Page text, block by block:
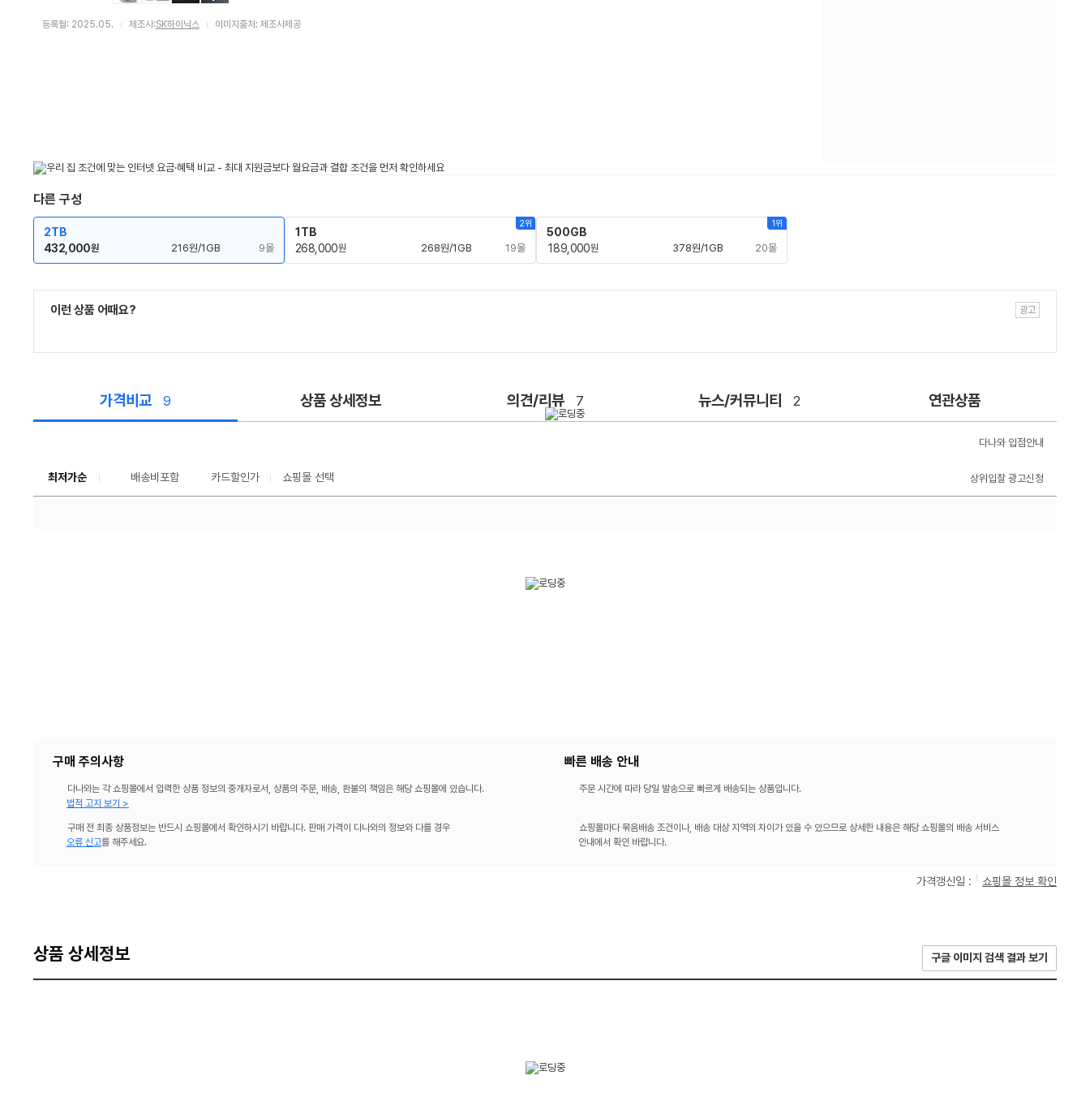
등록월: 2025.05. 제조사:SK하이닉스 이미지출처: 제조사제공
다른 구성
2TB
432,000원 216원/1GB 9몰
2위
1TB
268,000원 268원/1GB 19몰
1위
500GB
189,000원 378원/1GB 20몰
이런 상품 어때요?
가격비교 9 상품 상세정보 의견/리뷰 7 뉴스/커뮤니티 2 연관상품
다나와 입점안내
최저가순 배송비포함 카드할인가 쇼핑몰 선택 상위입찰 광고신청
구매 주의사항
다나와는 각 쇼핑몰에서 입력한 상품 정보의 중개자로서, 상품의 주문, 배송, 환불의 책임은 해당 쇼핑몰에 있습니다.
법적 고지 보기 >
구매 전 최종 상품정보는 반드시 쇼핑몰에서 확인하시기 바랍니다. 판매 가격이 다나와의 정보와 다를 경우
오류 신고를 해주세요.
빠른 배송 안내
주문 시간에 따라 당일 발송으로 빠르게 배송되는 상품입니다.
쇼핑몰마다 묶음배송 조건이나, 배송 대상 지역의 차이가 있을 수 있으므로 상세한 내용은 해당 쇼핑몰의 배송 서비스
안내에서 확인 바랍니다.
가격갱신일 : 쇼핑몰 정보 확인
상품 상세정보 구글 이미지 검색 결과 보기